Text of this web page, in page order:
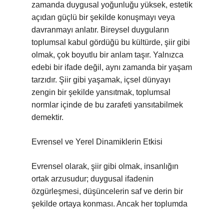
zamanda duygusal yoğunluğu yüksek, estetik
açıdan güçlü bir şekilde konuşmayı veya
davranmayı anlatır. Bireysel duyguların
toplumsal kabul gördüğü bu kültürde, şiir gibi
olmak, çok boyutlu bir anlam taşır. Yalnızca
edebi bir ifade değil, aynı zamanda bir yaşam
tarzıdır. Şiir gibi yaşamak, içsel dünyayı
zengin bir şekilde yansıtmak, toplumsal
normlar içinde de bu zarafeti yansıtabilmek
demektir.
Evrensel ve Yerel Dinamiklerin Etkisi
Evrensel olarak, şiir gibi olmak, insanlığın
ortak arzusudur; duygusal ifadenin
özgürleşmesi, düşüncelerin saf ve derin bir
şekilde ortaya konması. Ancak her toplumda